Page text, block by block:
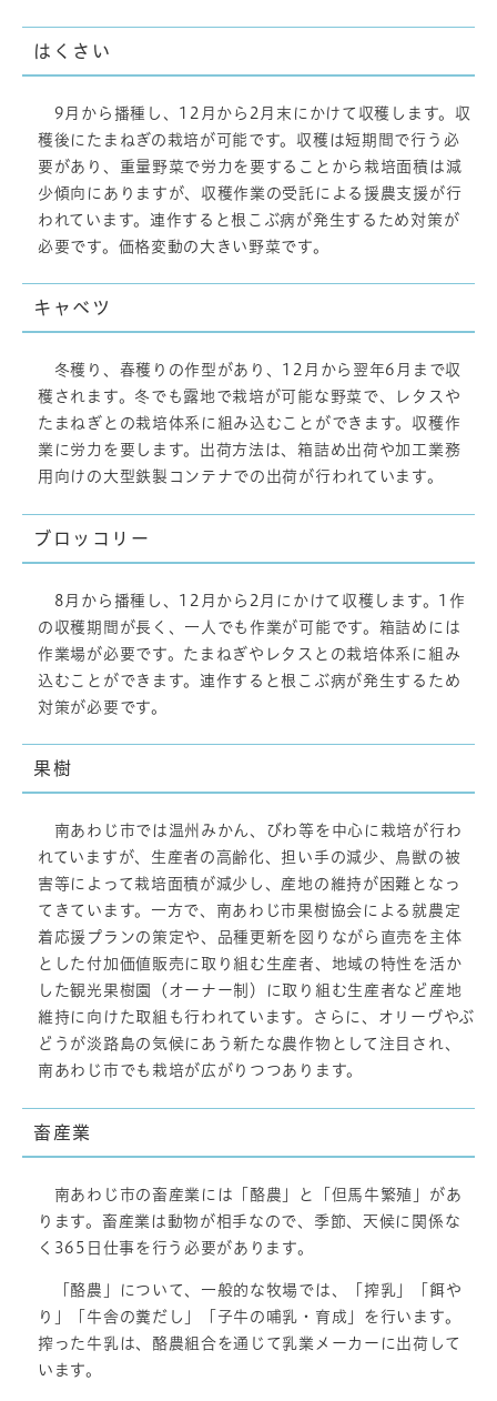
はくさい
9月から播種し、12月から2月末にかけて収穫します。収
穫後にたまねぎの栽培が可能です。収穫は短期間で行う必
要があり、重量野菜で労力を要することから栽培面積は減
少傾向にありますが、収穫作業の受託による援農支援が行
われています。連作すると根こぶ病が発生するため対策が
必要です。価格変動の大きい野菜です。
キャベツ
冬穫り、春穫りの作型があり、12月から翌年6月まで収
穫されます。冬でも露地で栽培が可能な野菜で、レタスや
たまねぎとの栽培体系に組み込むことができます。収穫作
業に労力を要します。出荷方法は、箱詰め出荷や加工業務
用向けの大型鉄製コンテナでの出荷が行われています。
ブロッコリー
8月から播種し、12月から2月にかけて収穫します。1作
の収穫期間が長く、一人でも作業が可能です。箱詰めには
作業場が必要です。たまねぎやレタスとの栽培体系に組み
込むことができます。連作すると根こぶ病が発生するため
対策が必要です。
果樹
南あわじ市では温州みかん、びわ等を中心に栽培が行わ
れていますが、生産者の高齢化、担い手の減少、鳥獣の被
害等によって栽培面積が減少し、産地の維持が困難となっ
てきています。一方で、南あわじ市果樹協会による就農定
着応援プランの策定や、品種更新を図りながら直売を主体
とした付加価値販売に取り組む生産者、地域の特性を活か
した観光果樹園（オーナー制）に取り組む生産者など産地
維持に向けた取組も行われています。さらに、オリーヴやぶ
どうが淡路島の気候にあう新たな農作物として注目され、
南あわじ市でも栽培が広がりつつあります。
畜産業
南あわじ市の畜産業には「酪農」と「但馬牛繁殖」があ
ります。畜産業は動物が相手なので、季節、天候に関係な
く365日仕事を行う必要があります。
「酪農」について、一般的な牧場では、「搾乳」「餌や
り」「牛舎の糞だし」「子牛の哺乳・育成」を行います。
搾った牛乳は、酪農組合を通じて乳業メーカーに出荷して
います。